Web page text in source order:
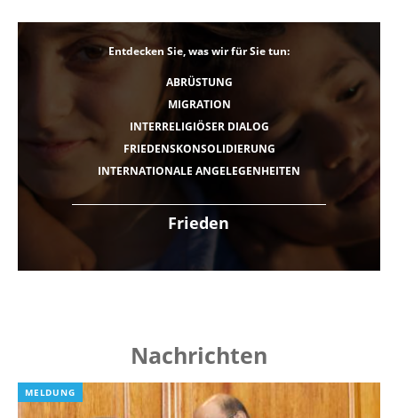
Frieden
Entdecken Sie, was wir für Sie tun:
ABRÜSTUNG
MIGRATION
INTERRELIGIÖSER DIALOG
FRIEDENSKONSOLIDIERUNG
INTERNATIONALE ANGELEGENHEITEN
Nachrichten
MELDUNG